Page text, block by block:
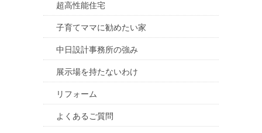
超高性能住宅
子育てママに勧めたい家
中日設計事務所の強み
展示場を持たないわけ
リフォーム
よくあるご質問